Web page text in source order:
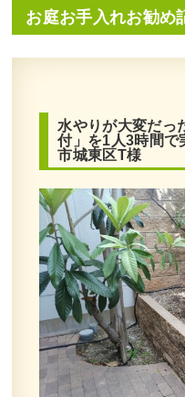
お庭お手入れお勧め
水やりが大変だっ
付」を1人3時間で
市城東区T様